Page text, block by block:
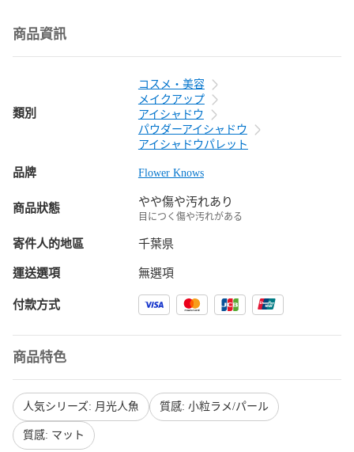
商品資訊
類別
コスメ・美容
メイクアップ
アイシャドウ
パウダーアイシャドウ
アイシャドウパレット
品牌 Flower Knows
商品狀態 やや傷や汚れあり
目につく傷や汚れがある
寄件人的地區 千葉県
運送選項 無選項
付款方式
商品特色
人気シリーズ: 月光人魚 質感: 小粒ラメ/パール
質感: マット